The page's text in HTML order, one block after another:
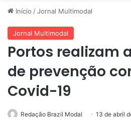
Início /Jornal Multimodal
Jornal Multimodal
Portos realizam
de prevenção
Covid-19
Redação Brazil Modal 13 de abril